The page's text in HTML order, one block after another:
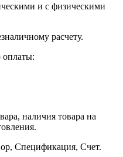
и с физическими
расчету.
оплаты:
наличия товара на
Спецификация, Счет.